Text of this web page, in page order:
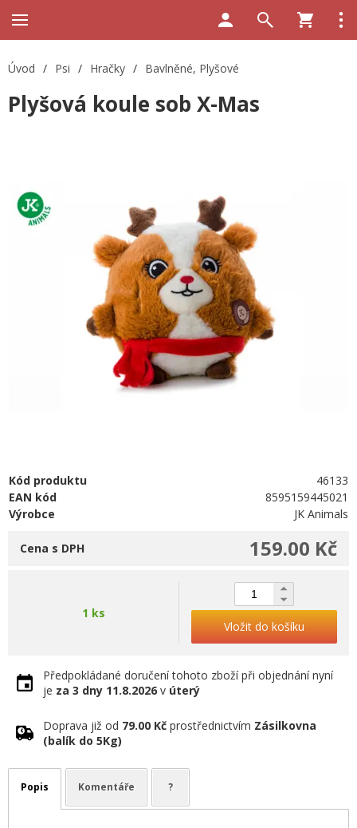
Úvod / Psi / Hračky / Bavlněné, Plyšové
Plyšová koule sob X-Mas
Kód produktu
46133
EAN kód
8595159445021
Výrobce
JK Animals
159.00 Kč
Cena s DPH
1 ks
Vložit do košíku
Předpokládané doručení tohoto zboží při objednání nyní
je za 3 dny 11.8.2026 v úterý
Doprava již od 79.00 Kč prostřednictvím Zásilkovna
(balík do 5Kg)
Popis Komentáře ?